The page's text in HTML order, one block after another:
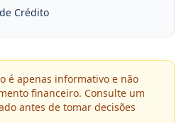
Crédito
é apenas informativo e não
financeiro. Consulte um
antes de tomar decisões